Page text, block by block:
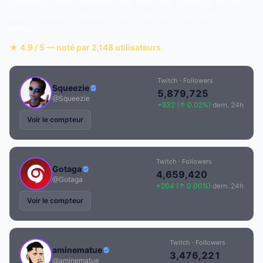
★ 4.9 / 5 — noté par 2,148 utilisateurs
Squeezie
@Squeezie
Twitch · Followers
5,879,725
+932 (↑ 0.02%) dern. 24h
Voir le compteur
Gotaga
@Gotaga
Twitch · Followers
4,659,420
+204 (↑ 0.00%) dern. 24h
Voir le compteur
aminematue
@aminematue
Twitch · Followers
3,476,221